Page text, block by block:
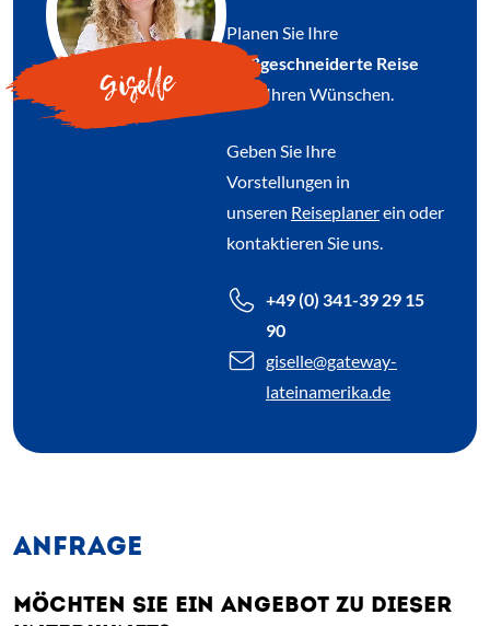
Giselle
Planen Sie Ihre
maßgeschneiderte Reise
nach Ihren Wünschen.
Geben Sie Ihre
Vorstellungen in
unseren Reiseplanerein oder
kontaktieren Sie uns.
+49 (0) 341-39 29 15
90
giselle@gateway-
lateinamerika.de
ANFRAGE
MÖCHTEN SIE EIN ANGEBOT ZU DIESER